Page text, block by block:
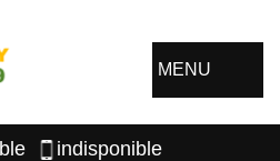
MENU
indisponible